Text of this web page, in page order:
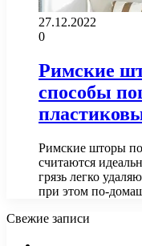
27.12.2022
0
Римские
способы
Римские шторы
считаются
грязь легко
при этом по-
Свежие записи